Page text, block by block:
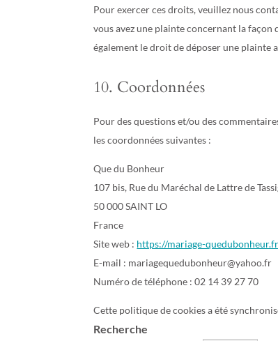
Pour exercer ces droits, veuillez nous
vous avez une plainte concernant la
également le droit de déposer une plainte
10. Coordonnées
Pour des questions et/ou des
les coordonnées suivantes :
Que du Bonheur
107 bis, Rue du Maréchal de Lattre de
50 000 SAINT LO
France
Site web : https://mariage-quedubonheur.fr
E-mail : mariagequedubonheur@yahoo.fr
Numéro de téléphone : 02 14 39 27 70
Cette politique de cookies a été
Recherche